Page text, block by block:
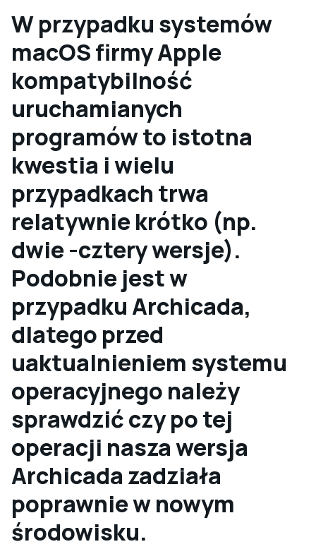
W przypadku systemów
macOS firmy Apple
kompatybilność
uruchamianych
programów to istotna
kwestia i wielu
przypadkach trwa
relatywnie krótko (np.
dwie -cztery wersje).
Podobnie jest w
przypadku Archicada,
dlatego przed
uaktualnieniem systemu
operacyjnego należy
sprawdzić czy po tej
operacji nasza wersja
Archicada zadziała
poprawnie w nowym
środowisku.